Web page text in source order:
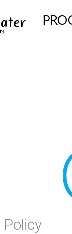
Policy